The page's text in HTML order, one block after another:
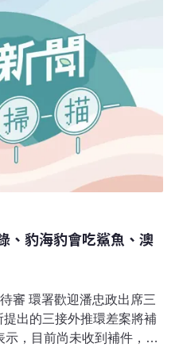
膀上有白斑，體長約2.5~3
是其族群分布的最北界，
草邊岸的湖泊。台灣蜻蜓
多年調查，一度遍及台
雙截蜻蜓，因為濱溪帶的
新北市樹林、鶯歌一帶，
要棲地。然而約有20多頭
、鶯歌的濱溪帶。水牛親
、豹海豹會吃鯊魚、澳
審 環署歡迎潘忠政出席三
出的三接外推環差案將補
，目前尚未收到補件，接